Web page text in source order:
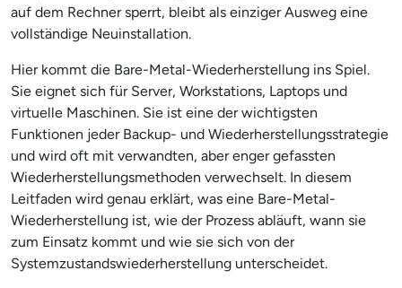
auf dem Rechner sperrt, bleibt als einziger Ausweg eine
vollständige Neuinstallation.
Hier kommt die Bare-Metal-Wiederherstellung ins Spiel.
Sie eignet sich für Server, Workstations, Laptops und
virtuelle Maschinen. Sie ist eine der wichtigsten
Funktionen jeder Backup- und Wiederherstellungsstrategie
und wird oft mit verwandten, aber enger gefassten
Wiederherstellungsmethoden verwechselt. In diesem
Leitfaden wird genau erklärt, was eine Bare-Metal-
Wiederherstellung ist, wie der Prozess abläuft, wann sie
zum Einsatz kommt und wie sie sich von der
Systemzustandswiederherstellung unterscheidet.